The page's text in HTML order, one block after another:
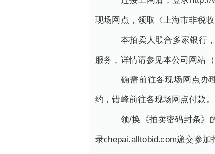
现场网点，领取《上海市非税
本拍卖人联合多家银行，
服务，详情请参见本公司网站
确需前往各现场网点办理
约，错峰前往各现场网点付款。
领/换《拍卖密码封条》的
录chepai.alltobid.com递交参